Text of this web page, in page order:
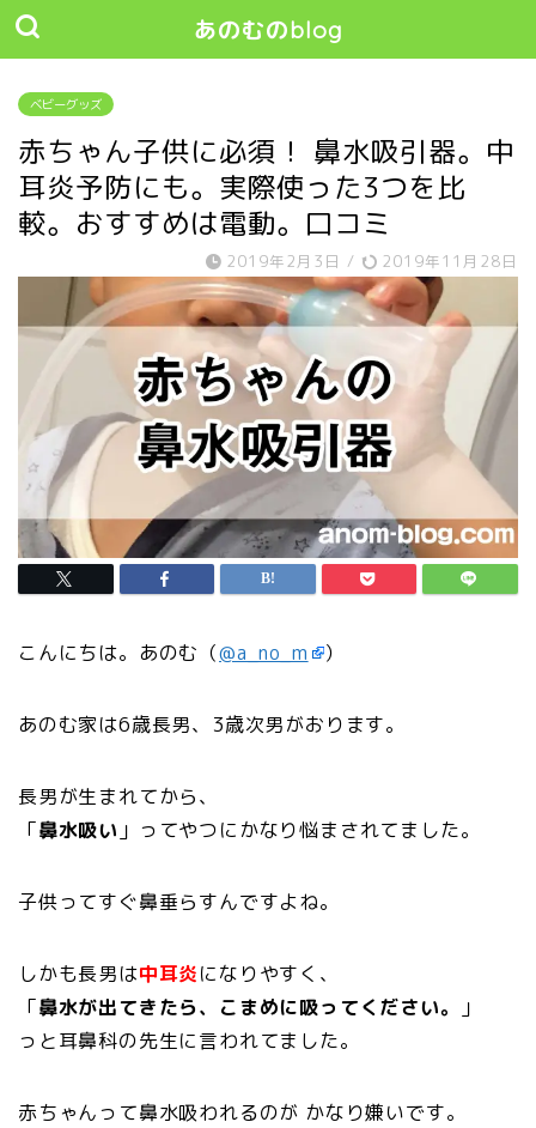
あのむのblog
ベビーグッズ
赤ちゃん子供に必須！ 鼻水吸引器。中
耳炎予防にも。実際使った3つを比
較。おすすめは電動。口コミ
2019年2月3日 / 2019年11月28日
こんにちは。あのむ（@a_no_m ）
あのむ家は6歳長男、3歳次男がおります。
長男が生まれてから、
「鼻水吸い 」ってやつにかなり悩まされてました。
子供ってすぐ鼻垂らすんですよね。
しかも長男は中耳炎になりやすく、
「鼻水が出てきたら、こまめに吸ってください。
」
っと耳鼻科の先生に言われてました。
赤ちゃんって鼻水吸われるのが かなり嫌いです。